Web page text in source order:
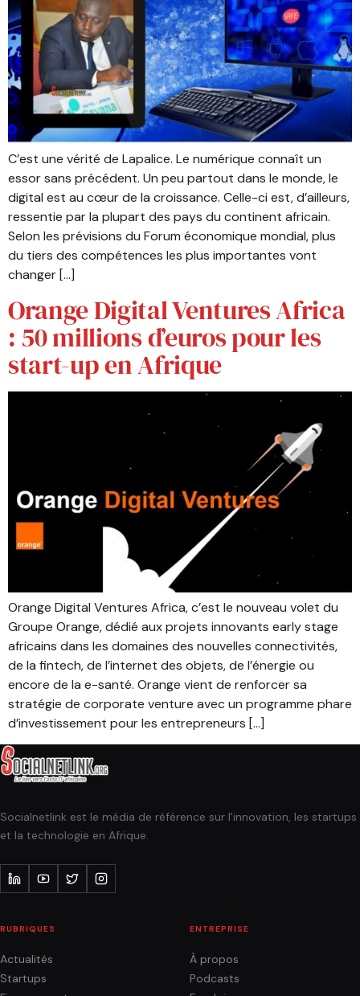
C’est une vérité de Lapalice. Le numérique connaît un
essor sans précédent. Un peu partout dans le monde, le
digital est au cœur de la croissance. Celle-ci est, d’ailleurs,
ressentie par la plupart des pays du continent africain.
Selon les prévisions du Forum économique mondial, plus
du tiers des compétences les plus importantes vont
changer […]
Orange Digital Ventures Africa
: 50 millions d’euros pour les
start-up en Afrique
Orange Digital Ventures Africa, c’est le nouveau volet du
Groupe Orange, dédié aux projets innovants early stage
africains dans les domaines des nouvelles connectivités,
de la fintech, de l’internet des objets, de l’énergie ou
encore de la e-santé. Orange vient de renforcer sa
stratégie de corporate venture avec un programme phare
d’investissement pour les entrepreneurs […]
Socialnetlink est le média de référence sur l'innovation, les startups
et la technologie en Afrique.
RUBRIQUES
Actualités
Startups
ENTREPRISE
À propos
Podcasts